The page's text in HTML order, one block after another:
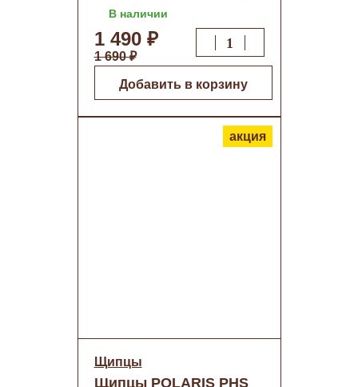
пластик АБС Черный
(5562)
В наличии
1 490 ₽
1 690 ₽
Добавить в корзину
акция
Щипцы
Щипцы POLARIS PHS